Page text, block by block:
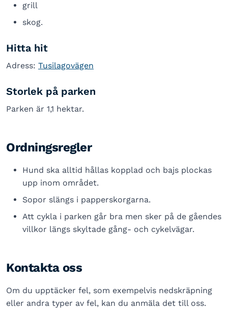
grill
skog.
Hitta hit
Adress: Tusilagovägen
Storlek på parken
Parken är 1,1 hektar.
Ordningsregler
Hund ska alltid hållas kopplad och bajs plockas
upp inom området.
Sopor slängs i papperskorgarna.
Att cykla i parken går bra men sker på de gåendes
villkor längs skyltade gång- och cykelvägar.
Kontakta oss
Om du upptäcker fel, som exempelvis nedskräpning
eller andra typer av fel, kan du anmäla det till oss.